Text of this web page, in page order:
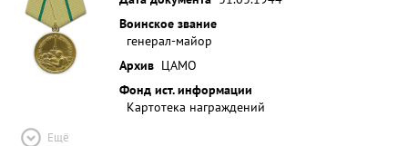
Воинское звание
генерал-майор
Архив ЦАМО
Фонд ист. информации
Картотека награждений
Ещё